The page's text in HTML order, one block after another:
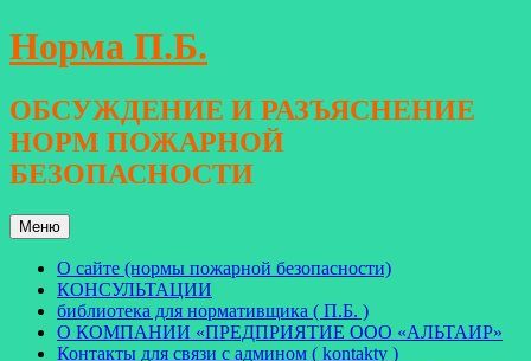
Перейти
к
Норма П.Б.
ОБСУЖДЕНИЕ И РАЗЪЯСНЕНИЕ
НОРМ ПОЖАРНОЙ
БЕЗОПАСНОСТИ
Меню
О сайте (нормы пожарной безопасности)
КОНСУЛЬТАЦИИ
библиотека для нормативщика ( П.Б. )
О КОМПАНИИ «ПРЕДПРИЯТИЕ ООО «АЛЬТАИР»
Контакты для связи с админом ( kontakty )